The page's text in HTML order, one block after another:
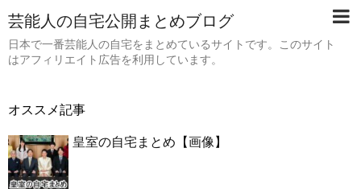
芸能人の自宅公開まとめブログ
日本で一番芸能人の自宅をまとめているサイトです。このサイト
はアフィリエイト広告を利用しています。
オススメ記事
皇室の自宅まとめ【画像】